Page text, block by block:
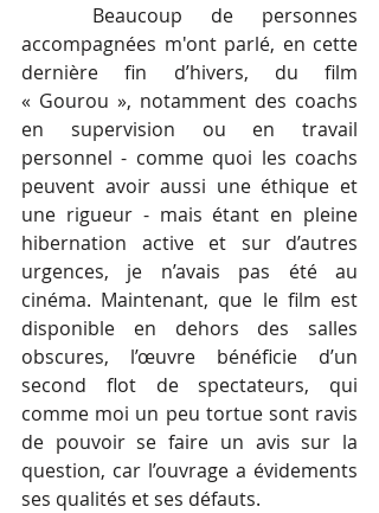
Beaucoup de personnes
accompagnées m'ont parlé, en cette
dernière fin d’hivers, du film
« Gourou », notamment des coachs
en supervision ou en travail
personnel - comme quoi les coachs
peuvent avoir aussi une éthique et
une rigueur - mais étant en pleine
hibernation active et sur d’autres
urgences, je n’avais pas été au
cinéma. Maintenant, que le film est
disponible en dehors des salles
obscures, l’œuvre bénéficie d’un
second flot de spectateurs, qui
comme moi un peu tortue sont ravis
de pouvoir se faire un avis sur la
question, car l’ouvrage a évidements
ses qualités et ses défauts.